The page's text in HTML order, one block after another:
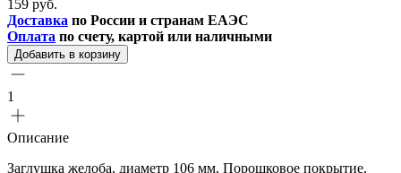
159 руб.
Доставка по России и странам ЕАЭС
Оплата по счету, картой или наличными
Добавить в корзину
1
Описание
Заглушка желоба, диаметр 106 мм, Порошковое покрытие,